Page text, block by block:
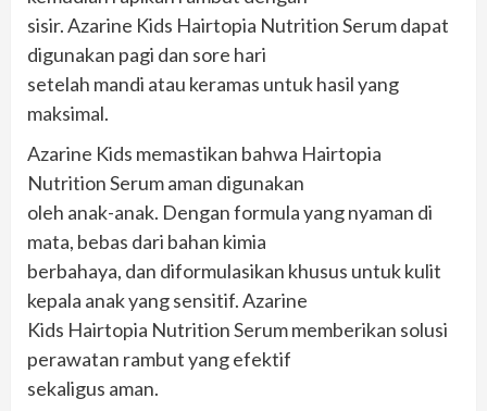
sisir. Azarine Kids Hairtopia Nutrition Serum dapat
digunakan pagi dan sore hari
setelah mandi atau keramas untuk hasil yang
maksimal.
Azarine Kids memastikan bahwa Hairtopia
Nutrition Serum aman digunakan
oleh anak-anak. Dengan formula yang nyaman di
mata, bebas dari bahan kimia
berbahaya, dan diformulasikan khusus untuk kulit
kepala anak yang sensitif. Azarine
Kids Hairtopia Nutrition Serum memberikan solusi
perawatan rambut yang efektif
sekaligus aman.